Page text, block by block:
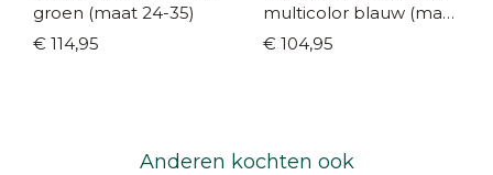
groen (maat 24-35)
€ 114,95
multicolor blauw (maat
22-29)
€ 104,95
Anderen kochten ook